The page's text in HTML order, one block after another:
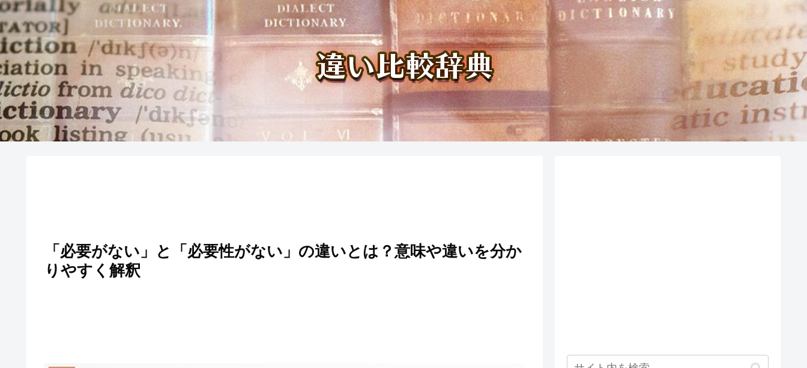
「必要がない」と「必要性がない」の違いとは？意味や違いを分か
りやすく解釈